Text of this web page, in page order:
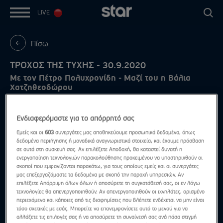
LIVE
Πίσω
ΤΡΟΧΟΣ ΤΗΣ ΤΥΧΗΣ - 30.9.2020
Με τον Πέτρο Πολυχρονίδη - Μαζί του η Βάλια
Χατζηθεοδώρου
Ενδιαφερόμαστε για το απόρρητό σας
Εμείς και οι603 συνεργάτες μας αποθηκεύουμε προσωπικά δεδομένα, όπως
δεδομένα περιήγησης ή μοναδικά αναγνωριστικά στοιχεία, και έχουμε πρόσβαση
σε αυτά στη συσκευή σας. Αν επιλέξετε Αποδοχή, θα καταστεί δυνατή η
ενεργοποίηση τεχνολογιών παρακολούθησης προκειμένου να υποστηριχθούν οι
σκοποί που εμφανίζονται παρακάτω, για τους οποίους εμείς και οι συνεργάτες
μας επεξεργαζόμαστε τα δεδομένα με σκοπό την παροχή υπηρεσιών. Αν
επιλέξετε Απόρριψη όλων όλων ή αποσύρετε τη συγκατάθεσή σας, οι εν λόγω
τεχνολογίες θα απενεργοποιηθούν. Αν απενεργοποιηθούν οι ιχνηλάτες, ορισμένο
περιεχόμενο και κάποιες από τις διαφημίσεις που βλέπετε ενδέχεται να μην είναι
τόσο σχετικές με εσάς. Μπορείτε να επανεμφανίσετε αυτό το μενού για να
αλλάξετε τις επιλογές σας ή να αποσύρετε τη συναίνεσή σας ανά πάσα στιγμή